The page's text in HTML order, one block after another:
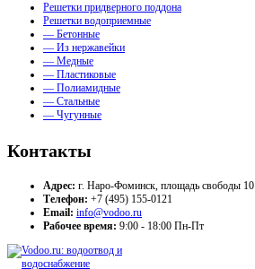
Решетки придверного поддона
Решетки водоприемные
— Бетонные
— Из нержавейки
— Медные
— Пластиковые
— Полиамидные
— Стальные
— Чугунные
Контакты
Адрес: г. Наро-Фоминск, площадь свободы 10
Телефон: +7 (495) 155-0121
Email: info@vodoo.ru
Рабочее время: 9:00 - 18:00 Пн-Пт